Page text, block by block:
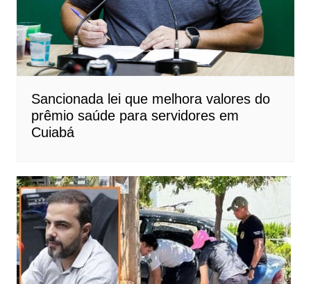
Sancionada lei que melhora valores do
prêmio saúde para servidores em
Cuiabá